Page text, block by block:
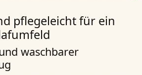
pflegeleicht für ein
waschbarer